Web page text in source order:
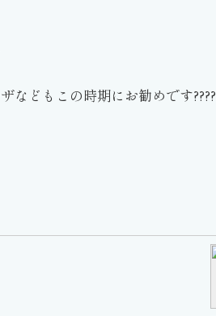
などもこの時期にお勧めです????